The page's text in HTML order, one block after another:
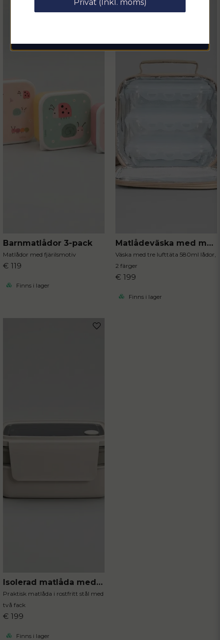
Barnmatlådor 3-pack
Matlådor med fjärilsmotiv
€ 119
Finns i lager
Matlådeväska med matlådor 4-delar
Väska med tre lufttäta 580ml lådor,
2 färger
€ 199
Finns i lager
Isolerad matlåda med dubbla fack
Praktisk matlåda i rostfritt stål med
två fack
€ 199
Finns i lager
email
Privat (Inkl. moms)